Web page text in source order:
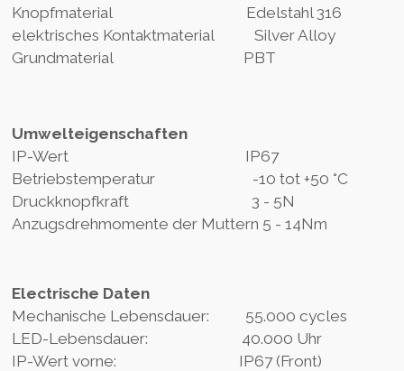
Knopfmaterial Edelstahl 316
elektrisches Kontaktmaterial Silver Alloy
Grundmaterial PBT
Umwelteigenschaften
IP-Wert IP67
Betriebstemperatur -10 tot +50 °C
Druckknopfkraft 3 - 5N
Anzugsdrehmomente der Muttern 5 - 14Nm
Electrische Daten
Mechanische Lebensdauer: 55.000 cycles
LED-Lebensdauer: 40.000 Uhr
IP-Wert vorne: IP67 (Front)